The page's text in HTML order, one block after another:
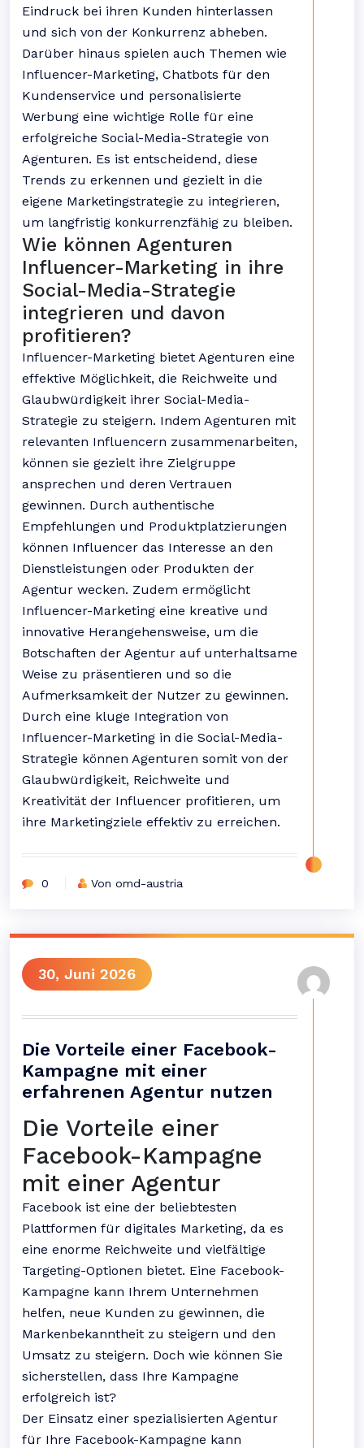
Eindruck bei ihren Kunden hinterlassen
und sich von der Konkurrenz abheben.
Darüber hinaus spielen auch Themen wie
Influencer-Marketing, Chatbots für den
Kundenservice und personalisierte
Werbung eine wichtige Rolle für eine
erfolgreiche Social-Media-Strategie von
Agenturen. Es ist entscheidend, diese
Trends zu erkennen und gezielt in die
eigene Marketingstrategie zu integrieren,
um langfristig konkurrenzfähig zu bleiben.
Wie können Agenturen
Influencer-Marketing in ihre
Social-Media-Strategie
integrieren und davon
profitieren?
Influencer-Marketing bietet Agenturen eine
effektive Möglichkeit, die Reichweite und
Glaubwürdigkeit ihrer Social-Media-
Strategie zu steigern. Indem Agenturen mit
relevanten Influencern zusammenarbeiten,
können sie gezielt ihre Zielgruppe
ansprechen und deren Vertrauen
gewinnen. Durch authentische
Empfehlungen und Produktplatzierungen
können Influencer das Interesse an den
Dienstleistungen oder Produkten der
Agentur wecken. Zudem ermöglicht
Influencer-Marketing eine kreative und
innovative Herangehensweise, um die
Botschaften der Agentur auf unterhaltsame
Weise zu präsentieren und so die
Aufmerksamkeit der Nutzer zu gewinnen.
Durch eine kluge Integration von
Influencer-Marketing in die Social-Media-
Strategie können Agenturen somit von der
Glaubwürdigkeit, Reichweite und
Kreativität der Influencer profitieren, um
ihre Marketingziele effektiv zu erreichen.
0 Von omd-austria
30, Juni 2026
Die Vorteile einer Facebook-
Kampagne mit einer
erfahrenen Agentur nutzen
Die Vorteile einer
Facebook-Kampagne
mit einer Agentur
Facebook ist eine der beliebtesten
Plattformen für digitales Marketing, da es
eine enorme Reichweite und vielfältige
Targeting-Optionen bietet. Eine Facebook-
Kampagne kann Ihrem Unternehmen
helfen, neue Kunden zu gewinnen, die
Markenbekanntheit zu steigern und den
Umsatz zu steigern. Doch wie können Sie
sicherstellen, dass Ihre Kampagne
erfolgreich ist?
Der Einsatz einer spezialisierten Agentur
für Ihre Facebook-Kampagne kann